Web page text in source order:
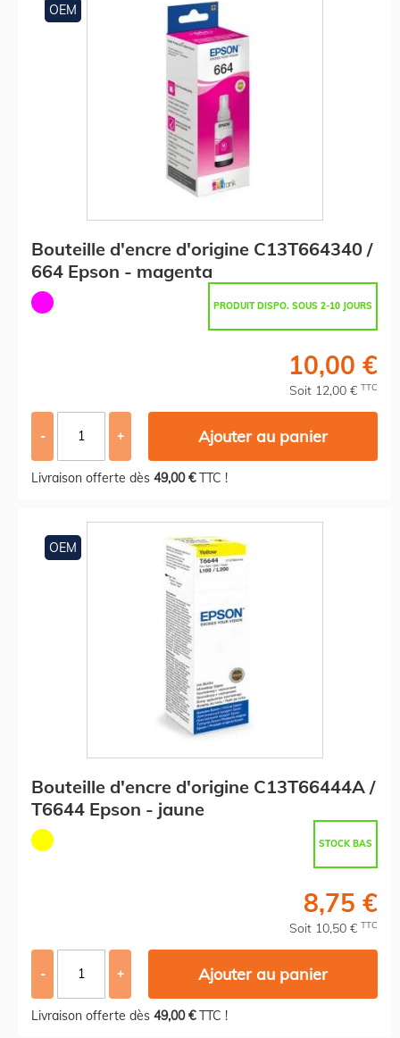
OEM
Bouteille d'encre d'origine C13T664340 /
664 Epson - magenta
PRODUIT DISPO. SOUS 2-10 JOURS
10,00 €
Soit 12,00 € TTC
- + Ajouter au panier
Livraison offerte dès 49,00 €TTC !
OEM
Bouteille d'encre d'origine C13T66444A /
T6644 Epson - jaune
STOCK BAS
8,75 €
Soit 10,50 € TTC
- + Ajouter au panier
Livraison offerte dès 49,00 €TTC !